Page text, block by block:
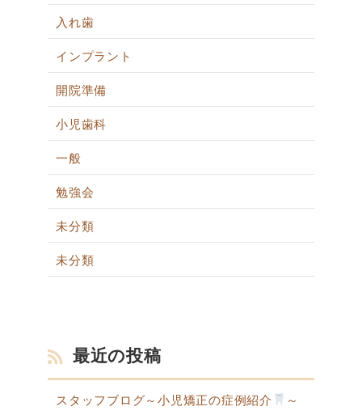
入れ歯
インプラント
開院準備
小児歯科
一般
勉強会
未分類
未分類
最近の投稿
スタッフブログ～小児矯正の症例紹介
～